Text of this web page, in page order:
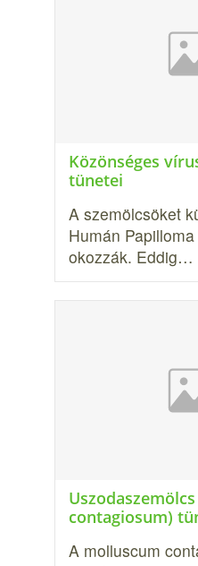
Közönséges
tünetei
A szemölcsöket
Humán
okozzák. Eddig…
contagiosum)
A molluscum